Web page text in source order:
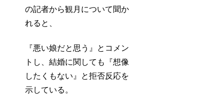
の記者から観月について聞か
れると、
『悪い娘だと思う』とコメン
トし、結婚に関しても『想像
したくもない』と拒否反応を
示している。